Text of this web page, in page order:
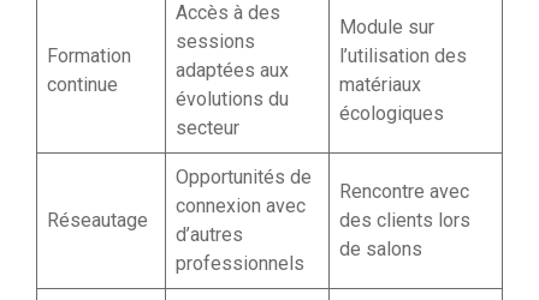
Formation
continue
Accès à des
sessions
adaptées aux
évolutions du
secteur
Module sur
l’utilisation des
matériaux
écologiques
Réseautage
Opportunités de
connexion avec
d’autres
professionnels
Rencontre avec
des clients lors
de salons